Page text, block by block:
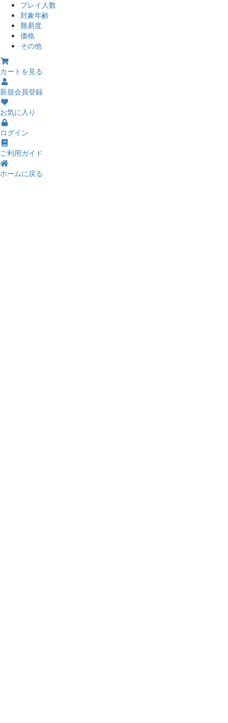
プレイ人数
対象年齢
難易度
価格
その他
カートを見る
新規会員登録
お気に入り
ログイン
ご利用ガイド
ホームに戻る